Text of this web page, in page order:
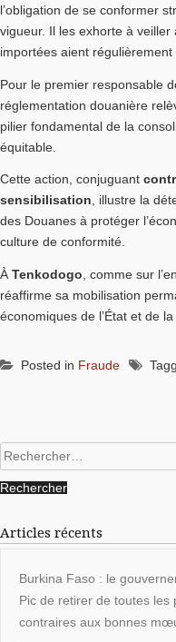
l’obligation de se conformer
vigueur. Il les exhorte à
importées aient
Pour le premier responsable
réglementation douanière
pilier fondamental de la
équitable.
Cette action, conjuguant
sensibilisation, illustre la
des Douanes à protéger
culture de conformité.
À Tenkodogo , comme sur
réaffirme sa mobilisation
économiques de l’État et de la
Posted in Fraude
Rechercher :
Articles récents
Burkina Faso : le
Pic de retirer de toutes les
contraires aux bonnes